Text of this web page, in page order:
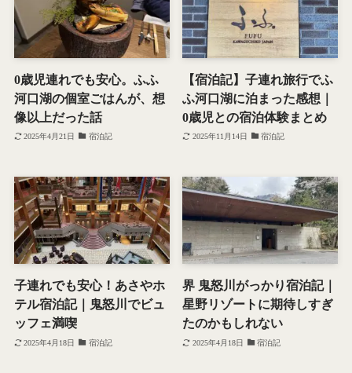
0歳児連れでも安心。ふふ
河口湖の個室ごはんが、想
像以上だった話
2025年4月21日 宿泊記
【宿泊記】子連れ旅行でふ
ふ河口湖に泊まった感想｜
0歳児との宿泊体験まとめ
2025年11月14日 宿泊記
子連れでも安心！あさやホ
テル宿泊記｜鬼怒川でビュ
ッフェ満喫
2025年4月18日 宿泊記
界 鬼怒川がっかり宿泊記｜
星野リゾートに期待しすぎ
たのかもしれない
2025年4月18日 宿泊記